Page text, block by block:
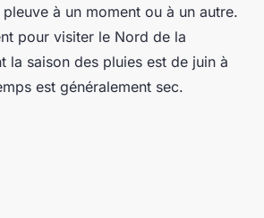
à un moment ou à un autre.
pour visiter le Nord de la
la saison des pluies est de juin à
est généralement sec.